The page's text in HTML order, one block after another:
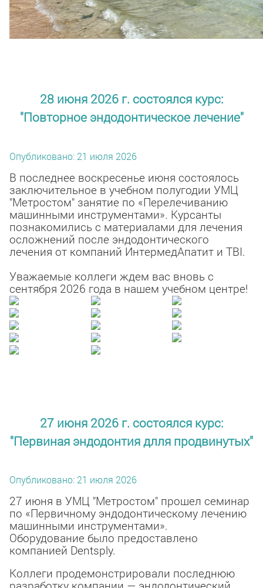
28 июня 2026 г. состоялся курс:
"Повторное эндодонтическое лечение"
Опубликовано: 21 июля 2026
В последнее воскресенье июня состоялось
заключительное в учебном полугодии УМЦ
"Метростом" занятие по «Перелечиванию
машинными инструментами». Курсанты
познакомились с материалами для лечения
осложнений после эндодонтического
лечения от компаний ИнтермедАпатит и TBI.
Уважаемые коллеги ждем вас вновь с
сентября 2026 года в нашем учебном центре!
27 июня 2026 г. состоялся курс:
"Первиная эндодонтия длля продвинутых"
Опубликовано: 21 июля 2026
27 июня в УМЦ "Метростом" прошел семинар
по «Первичному эндодонтическому лечению
машинными инструментами».
Оборудование было предоставлено
компанией Dentsply.
Коллеги продемонстрировали последнюю